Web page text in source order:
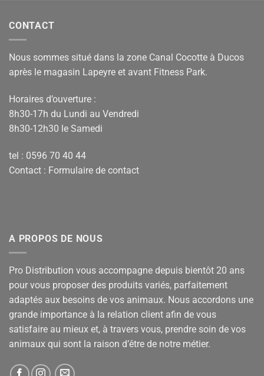
CONTACT
Nous sommes situé dans la zone Canal Cocotte à Ducos
après le magasin Lapeyre et avant Fitness Park.
Horaires d’ouverture :
8h30-17h du Lundi au Vendredi
8h30-12h30 le Samedi
tel : 0596 70 40 44
Contact : Formulaire de contact
A PROPOS DE NOUS
Pro Distribution vous accompagne depuis bientôt 20 ans
pour vous proposer des produits variés, parfaitement
adaptés aux besoins de vos animaux. Nous accordons une
grande importance à la relation client afin de vous
satisfaire au mieux et, à travers vous, prendre soin de vos
animaux qui sont la raison d’être de notre métier.